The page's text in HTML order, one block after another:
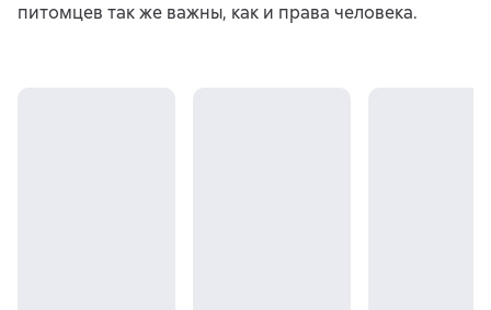
питомцев так же важны, как и права человека.